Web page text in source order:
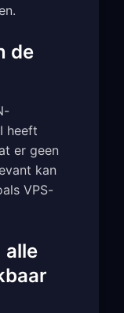
de
heeft
er geen
kan
VPS-
alle